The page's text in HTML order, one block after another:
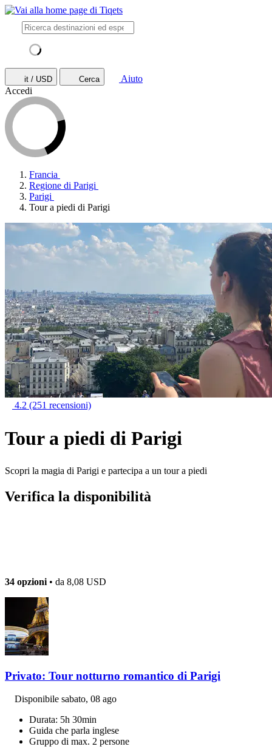
it / USD Cerca
Aiuto
Accedi
Francia
Regione di Parigi
Parigi
Tour a piedi di Parigi
4.2 (251 recensioni)
Tour a piedi di Parigi
Scopri la magia di Parigi e partecipa a un tour a piedi
Verifica la disponibilità
34 opzioni • da 8,08 USD
Privato: Tour notturno romantico di Parigi
Disponibile sabato, 08 ago
Durata: 5h 30min
Guida che parla inglese
Gruppo di max. 2 persone